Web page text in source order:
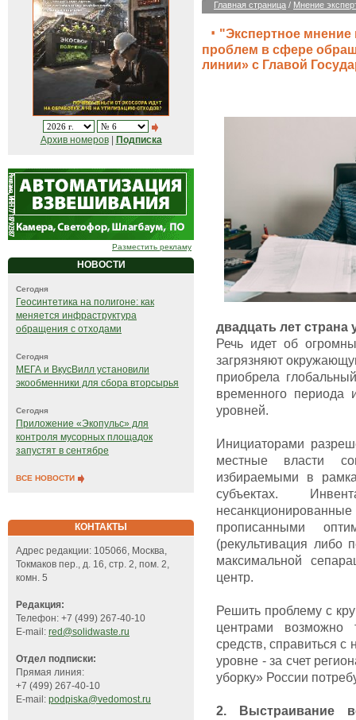
Архив номеров| Подписка
Разместить рекламу
НОВОСТИ
Сегодня
Геосинтетика на полигоне: как
меняется инфраструктура
обращения с отходами
Сегодня
МЕГА и ВкусВилл установили
экообменники для сбора вторсырья
Сегодня
Приложение «Экопульс» для
контроля мусорных площадок
запустят в сентябре
ВСЕ НОВОСТИ
КОНТАКТЫ
Адрес редакции: 105066, Москва,
Токмаков пер., д. 16, стр. 2, пом. 2,
комн. 5
Редакция:
Телефон: +7 (499) 267-40-10
E-mail: red@solidwaste.ru
Отдел подписки:
Прямая линия:
+7 (499) 267-40-10
E-mail: podpiska@vedomost.ru
Главная страница / Мнение
"Экспертное мнение
проблем в сфере
линии» с Главой
двадцать лет страна
Речь идет об
загрязняют
приобрела
временного периода
уровней.
Инициаторами
местные власти
избираемыми в
субъектах.
прописанными
(рекультивация либо
максимальной
центр.
Решить проблему с
центрами возможно
средств, справиться
уровне - за счет
уборку» России
2. Выстраивание